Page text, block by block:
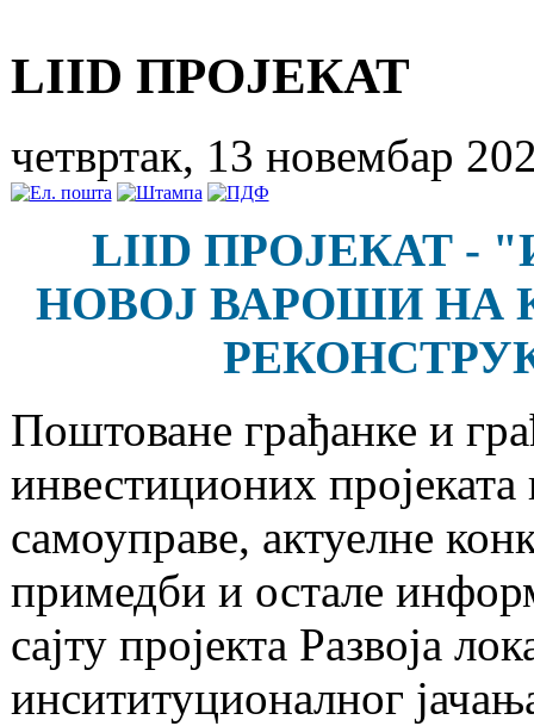
LIID ПРОЈЕКАТ
четвртак, 13 новембар
LIID ПРОЈЕКАТ -
НОВОЈ ВАРОШИ НА
Поштоване грађанке и
инвестиционих пројеката
самоуправе, актуелне
примедби и остале
сајту пројекта Развоја
инсититуционалног